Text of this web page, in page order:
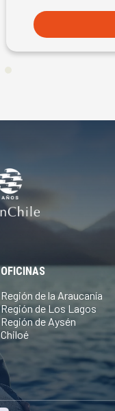
OFICINAS
Región de la Araucanía
Región de Los Lagos
Región de Aysén
Chiloé